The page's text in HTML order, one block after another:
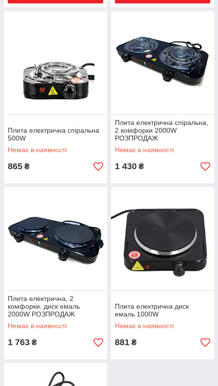
Плита електрична спіральна
500W
Немає в наявності
865 ₴
Плита електрична спіральна,
2 комфорки 2000W
РОЗПРОДАЖ
Немає в наявності
1 430 ₴
Плита електрична, 2
комфорки, диск емаль
2000W РОЗПРОДАЖ
Немає в наявності
1 763 ₴
Плита електрична диск
емаль 1000W
Немає в наявності
881 ₴